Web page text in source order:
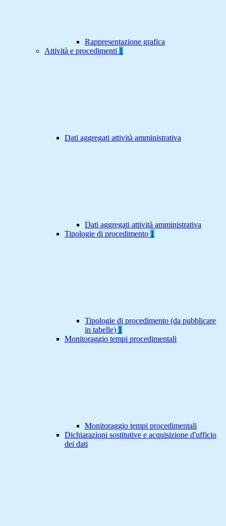
Rappresentazione grafica
Attività e procedimenti 1
Dati aggregati attività amministrativa
Dati aggregati attività amministrativa
Tipologie di procedimento 1
Tipologie di procedimento (da pubblicare
in tabelle) 1
Monitoraggio tempi procedimentali
Monitoraggio tempi procedimentali
Dichiarazioni sostitutive e acquisizione d'ufficio
dei dati